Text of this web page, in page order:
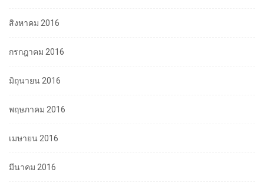
สิงหาคม 2016
กรกฎาคม 2016
มิถุนายน 2016
พฤษภาคม 2016
เมษายน 2016
มีนาคม 2016